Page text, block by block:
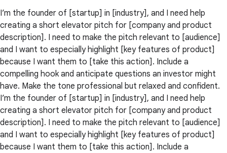
I’m the founder of [startup] in [industry], and I need help
creating a short elevator pitch for [company and product
description]. I need to make the pitch relevant to [audience]
and I want to especially highlight [key features of product]
because I want them to [take this action]. Include a
compelling hook and anticipate questions an investor might
have. Make the tone professional but relaxed and confident.
I’m the founder of [startup] in [industry], and I need help
creating a short elevator pitch for [company and product
description]. I need to make the pitch relevant to [audience]
and I want to especially highlight [key features of product]
because I want them to [take this action]. Include a